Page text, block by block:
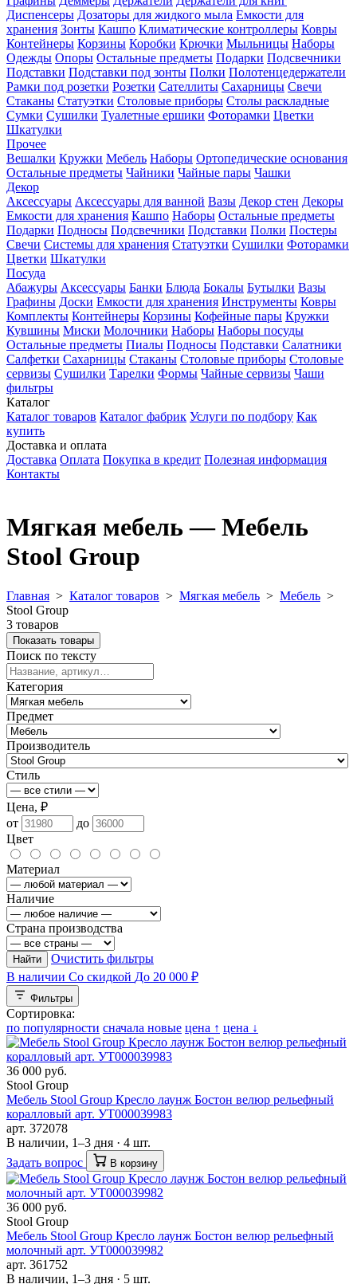
Диспенсеры Дозаторы для жидкого мыла Емкости для
хранения Зонты Кашпо Климатические контроллеры Ковры
Контейнеры Корзины Коробки Крючки Мыльницы Наборы
Одежды Опоры Остальные предметы Подарки Подсвечники
Подставки Подставки под зонты Полки Полотенцедержатели
Рамки под розетки Розетки Сателлиты Сахарницы Свечи
Стаканы Статуэтки Столовые приборы Столы раскладные
Сумки Сушилки Туалетные ершики Фоторамки Цветки
Шкатулки
Прочее
Вешалки Кружки Мебель Наборы Ортопедические основания
Остальные предметы Чайники Чайные пары Чашки
Декор
Аксессуары Аксессуары для ванной Вазы Декор стен Декоры
Емкости для хранения Кашпо Наборы Остальные предметы
Подарки Подносы Подсвечники Подставки Полки Постеры
Свечи Системы для хранения Статуэтки Сушилки Фоторамки
Цветки Шкатулки
Посуда
Абажуры Аксессуары Банки Блюда Бокалы Бутылки Вазы
Графины Доски Емкости для хранения Инструменты Ковры
Комплекты Контейнеры Корзины Кофейные пары Кружки
Кувшины Миски Молочники Наборы Наборы посуды
Остальные предметы Пиалы Подносы Подставки Салатники
Салфетки Сахарницы Стаканы Столовые приборы Столовые
сервизы Сушилки Тарелки Формы Чайные сервизы Чаши
фильтры
Каталог
Каталог товаров Каталог фабрик Услуги по подбору Как
купить
Доставка и оплата
Доставка Оплата Покупка в кредит Полезная информация
Контакты
Мягкая мебель — Мебель
Stool Group
Главная > Каталог товаров > Мягкая мебель > Мебель >
Stool Group
3 товаров
Показать товары
Поиск по тексту
Категория
Предмет
Производитель
Стиль
Цена, ₽
от
до
Цвет
Материал
Наличие
Страна производства
Найти
Очистить фильтры
В наличии Со скидкой До 20 000 ₽
Фильтры
Сортировка:
по популярности сначала новые цена ↑ цена ↓
36 000 руб.
Stool Group
Мебель Stool Group Кресло лаунж Бостон велюр рельефный
коралловый арт. УТ000039983
арт. 372078
В наличии, 1–3 дня · 4 шт.
Задать вопрос
В корзину
36 000 руб.
Stool Group
Мебель Stool Group Кресло лаунж Бостон велюр рельефный
молочный арт. УТ000039982
арт. 361752
В наличии, 1–3 дня · 5 шт.